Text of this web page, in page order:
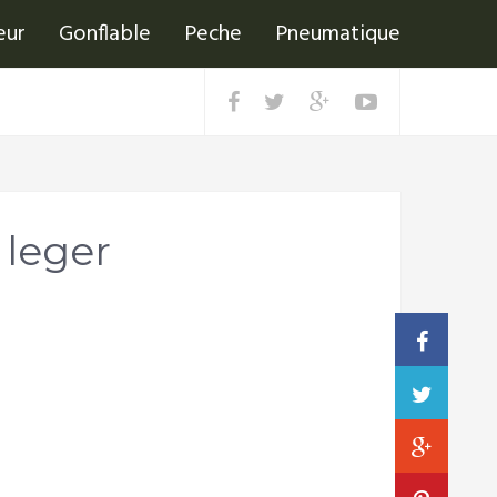
Gonflable Peche Pneumatique